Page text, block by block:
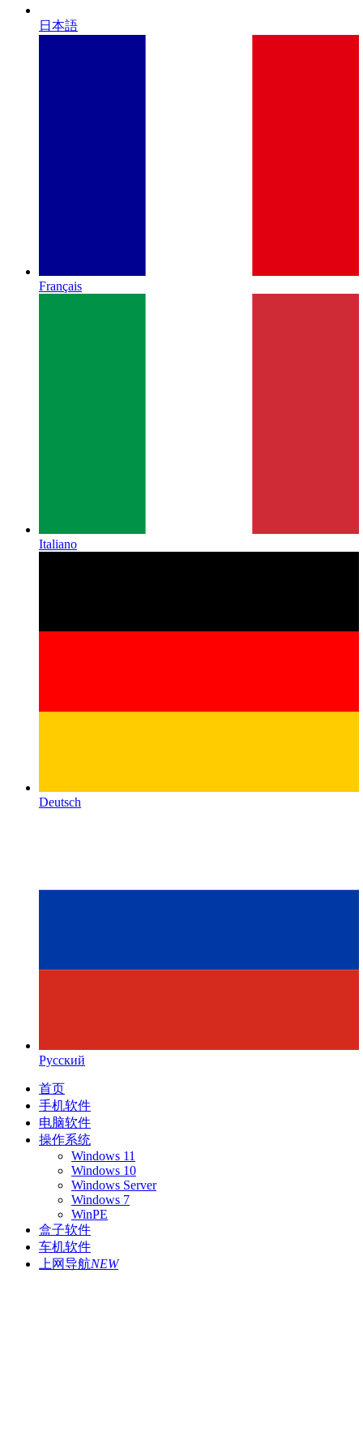
日本語
Français
Italiano
Deutsch
Русский
首页
手机软件
电脑软件
操作系统
Windows 11
Windows 10
Windows Server
Windows 7
WinPE
盒子软件
车机软件
上网导航NEW